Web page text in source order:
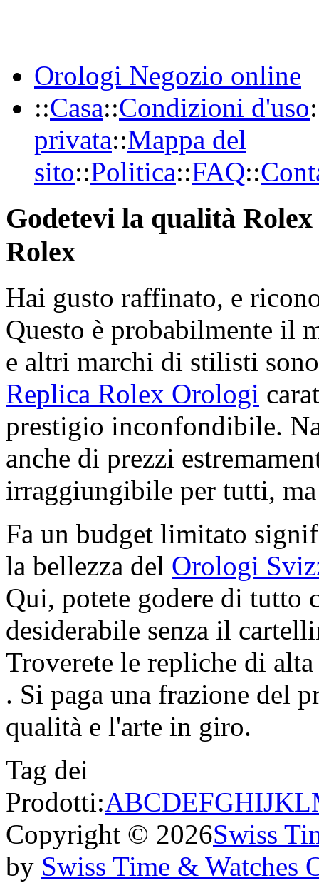
Orologi Negozio online
::Casa::Condizioni d'uso
privata::Mappa del
sito::Politica::FAQ::
Godetevi la qualità
Rolex
Hai gusto raffinato, e
Questo è probabilmente il
e altri marchi di stilisti
Replica Rolex Orologi
prestigio inconfondibile.
anche di prezzi
irraggiungibile per tutti,
Fa un budget limitato
la bellezza del Orologi
Qui, potete godere di tutto
desiderabile senza il
Troverete le repliche di
. Si paga una frazione del
qualità e l'arte in giro.
Tag dei
Prodotti:ABCDEFGHIJKL
Copyright © 2026Swiss
by Swiss Time & Watches